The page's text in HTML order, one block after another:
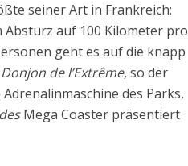
seiner Art in Frankreich:
Absturz auf 100 Kilometer pro
geht es auf die knapp
Donjon de l’Extrême, so der
des Parks,
Mega Coaster präsentiert